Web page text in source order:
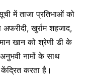
में ताजा प्रतिभाओं को
खुर्राम शहजाद,
खान को श्रेणी डी के
नामों के साथ
करता है।